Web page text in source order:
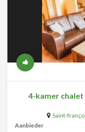
4-kamer chalet
Saint-
Aanbieder